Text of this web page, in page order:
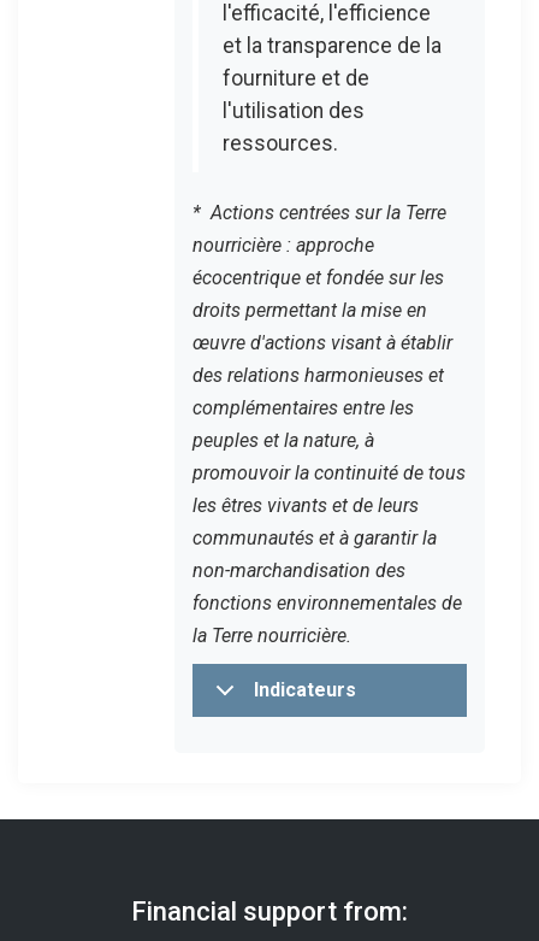
l'efficacité, l'efficience
et la transparence de la
fourniture et de
l'utilisation des
ressources.
* Actions centrées sur la Terre
nourricière : approche
écocentrique et fondée sur les
droits permettant la mise en
œuvre d'actions visant à établir
des relations harmonieuses et
complémentaires entre les
peuples et la nature, à
promouvoir la continuité de tous
les êtres vivants et de leurs
communautés et à garantir la
non-marchandisation des
fonctions environnementales de
la Terre nourricière.
Indicateurs
Financial support from: